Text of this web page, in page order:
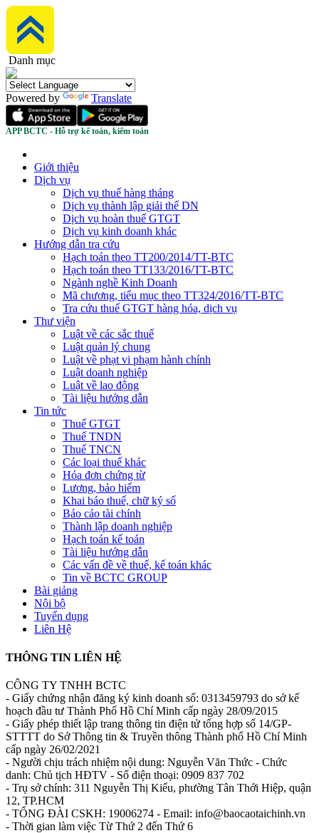
Danh mục
Powered by Translate
APP BCTC - Hỗ trợ kế toán, kiểm toán
Giới thiệu
Dịch vụ
Dịch vụ thuế hàng tháng
Dịch vụ thành lập giải thể DN
Dịch vụ hoàn thuế GTGT
Dịch vụ kinh doanh khác
Hướng dẫn tra cứu
Hạch toán theo TT200/2014/TT-BTC
Hạch toán theo TT133/2016/TT-BTC
Ngành nghề Kinh Doanh
Mã chương, tiểu mục theo TT324/2016/TT-BTC
Tra cứu thuế GTGT hàng hóa, dịch vụ
Thư viện
Luật về các sắc thuế
Luật quản lý chung
Luật về phạt vi phạm hành chính
Luật doanh nghiệp
Luật về lao động
Tài liệu hướng dẫn
Tin tức
Thuế GTGT
Thuế TNDN
Thuế TNCN
Các loại thuế khác
Hóa đơn chứng từ
Lương, bảo hiểm
Khai báo thuế, chữ ký số
Báo cáo tài chính
Thành lập doanh nghiệp
Hạch toán kế toán
Tài liệu hướng dẫn
Các vấn đề về thuế, kế toán khác
Tin về BCTC GROUP
Bài giảng
Nội bộ
Tuyển dụng
Liên Hệ
THÔNG TIN LIÊN HỆ
CÔNG TY TNHH BCTC
- Giấy chứng nhận đăng ký kinh doanh số: 0313459793 do sở kế
hoạch đầu tư Thành Phố Hồ Chí Minh cấp ngày 28/09/2015
- Giấy phép thiết lập trang thông tin điện tử tổng hợp số 14/GP-
STTTT do Sở Thông tin & Truyền thông Thành phố Hồ Chí Minh
cấp ngày 26/02/2021
- Người chịu trách nhiệm nội dung: Nguyễn Văn Thức - Chức
danh: Chủ tịch HĐTV - Số điện thoại: 0909 837 702
- Trụ sở chính: 311 Nguyễn Thị Kiểu, phường Tân Thới Hiệp, quận
12, TP.HCM
- TỔNG ĐÀI CSKH: 19006274 - Email: info@baocaotaichinh.vn
- Thời gian làm việc Từ Thứ 2 đến Thứ 6